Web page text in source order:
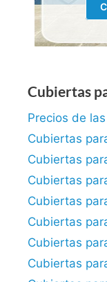
Cubiertas
Precios de
Cubiertas
Cubiertas
Cubiertas
Cubiertas
Cubiertas
Cubiertas
Cubiertas